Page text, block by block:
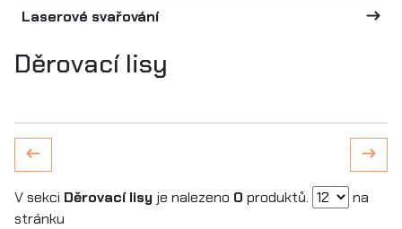
Laserové svařování
Děrovací lisy
V sekci Děrovací lisy je nalezeno 0 produktů.
na
stránku